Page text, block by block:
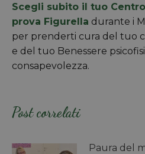
Scegli subito il tuo
prova Figurella durante i
per prenderti cura del tuo
e del tuo Benessere
consapevolezza.
Post correlati
Paura del